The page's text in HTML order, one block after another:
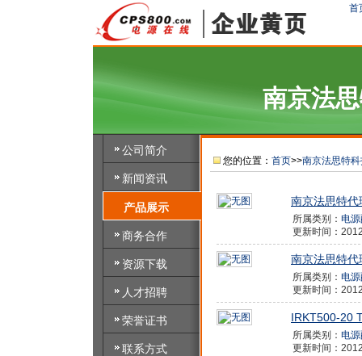
首
南京法
公司简介
新闻资讯
产品展示
商务合作
资源下载
人才招聘
荣誉证书
联系方式
您的位置： 首页>>南京法思特
南京法思特
所属类别： 电
更新时间：
南京法思特
所属类别： 电
更新时间：
IRKT500-20
所属类别： 电
更新时间：